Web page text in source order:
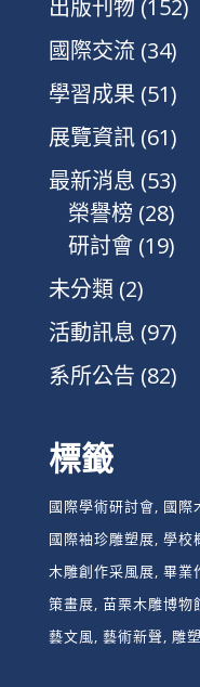
出版刊物 (152)
國際交流 (34)
學習成果 (51)
展覽資訊(61)
最新消息 (53)
榮譽榜 (28)
研討會(19)
未分類(2)
活動訊息 (97)
系所公告 (82)
標籤
國際學術研討會 國際
國際袖珍雕塑展 學校
木雕創作采風展 畢業
策畫展 苗栗木雕博物
藝文風 藝術新聲 雕